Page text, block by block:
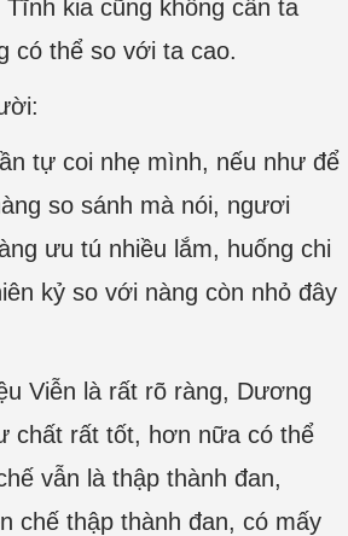
kia cũng không cần ta
có thể so với ta cao.
tự coi nhẹ mình, nếu như để
so sánh mà nói, ngươi
ưu tú nhiều lắm, huống chi
kỷ so với nàng còn nhỏ đây
Viễn là rất rõ ràng, Dương
chất rất tốt, hơn nữa có thể
vẫn là thập thành đan,
chế thập thành đan, có mấy